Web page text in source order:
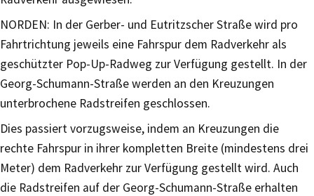
NORDEN: In der Gerber- und Eutritzscher Straße wird pro
Fahrtrichtung jeweils eine Fahrspur dem Radverkehr als
geschützter Pop-Up-Radweg zur Verfügung gestellt. In der
Georg-Schumann-Straße werden an den Kreuzungen
unterbrochene Radstreifen geschlossen.
Dies passiert vorzugsweise, indem an Kreuzungen die
rechte Fahrspur in ihrer kompletten Breite (mindestens drei
Meter) dem Radverkehr zur Verfügung gestellt wird. Auch
die Radstreifen auf der Georg-Schumann-Straße erhalten